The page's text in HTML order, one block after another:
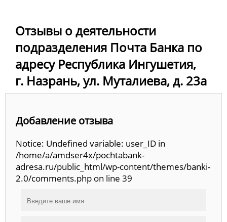
Отзывы о деятельности
подразделения Почта Банка по
адресу Республика Ингушетия,
г. Назрань, ул. Муталиева, д. 23а
Добавление отзыва
Notice: Undefined variable: user_ID in
/home/a/amdser4x/pochtabank-
adresa.ru/public_html/wp-content/themes/banki-
2.0/comments.php on line 39